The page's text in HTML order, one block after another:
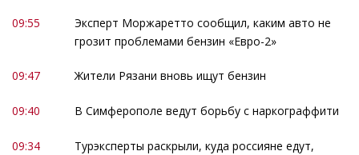
09:55
Эксперт Моржаретто сообщил, каким авто не
грозит проблемами бензин «Евро-2»
09:47 Жители Рязани вновь ищут бензин
09:40 В Симферополе ведут борьбу с наркограффити
09:34
Турэксперты раскрыли, куда россияне едут,